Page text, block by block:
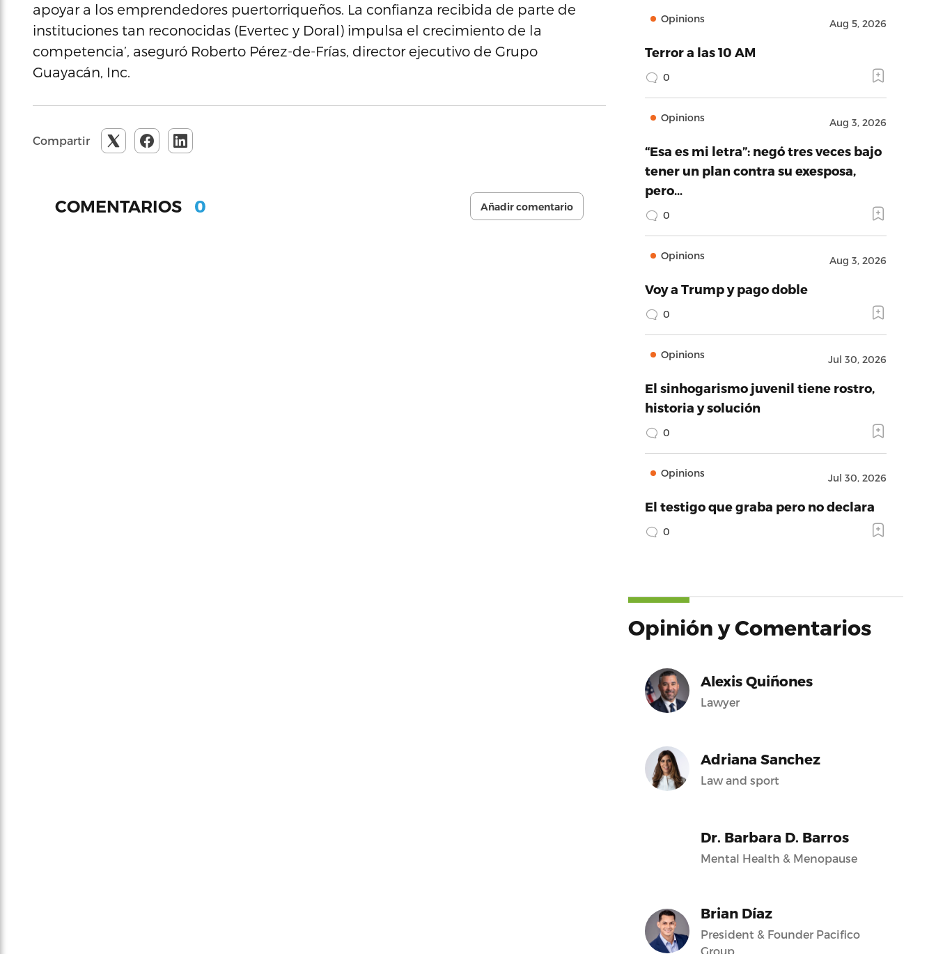
apoyar a los emprendedores puertorriqueños. La confianza recibida de parte de
instituciones tan reconocidas (Evertec y Doral) impulsa el crecimiento de la
competencia’, aseguró Roberto Pérez-de-Frías, director ejecutivo de Grupo
Guayacán, Inc.
Compartir
COMENTARIOS 0 Añadir comentario
Opinions Aug 5, 2026
Terror a las 10 AM
0
Opinions Aug 3, 2026
“Esa es mi letra”: negó tres veces bajo
tener un plan contra su exesposa,
pero…
0
Opinions Aug 3, 2026
Voy a Trump y pago doble
0
Opinions Jul 30, 2026
El sinhogarismo juvenil tiene rostro,
historia y solución
0
Opinions Jul 30, 2026
El testigo que graba pero no declara
0
Opinión y Comentarios
Alexis Quiñones
Lawyer
Adriana Sanchez
Law and sport
Dr. Barbara D. Barros
Mental Health & Menopause
Brian Díaz
President & Founder Pacifico
Group